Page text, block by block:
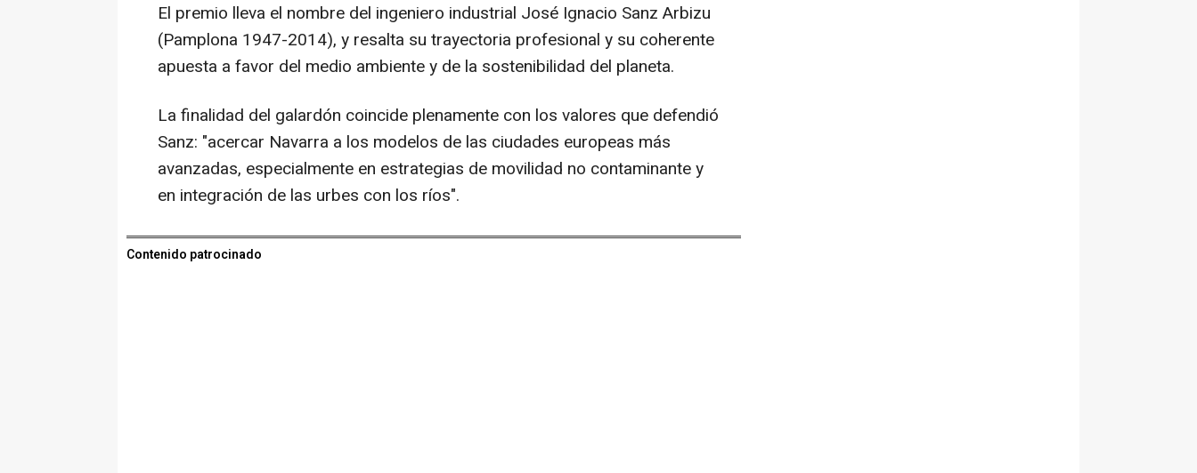
El premio lleva el nombre del ingeniero industrial José Ignacio Sanz Arbizu
(Pamplona 1947-2014), y resalta su trayectoria profesional y su coherente
apuesta a favor del medio ambiente y de la sostenibilidad del planeta.
La finalidad del galardón coincide plenamente con los valores que defendió
Sanz: "acercar Navarra a los modelos de las ciudades europeas más
avanzadas, especialmente en estrategias de movilidad no contaminante y
en integración de las urbes con los ríos".
Contenido patrocinado